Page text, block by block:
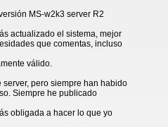
MS-w2k3 server R2
actualizado el sistema, mejor
que comentas, incluso
válido.
pero siempre han habido
Siempre he publicado
obligada a hacer lo que yo